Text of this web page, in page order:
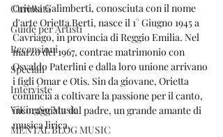
Curiosità
Guide per Artisti
Recensioni
Speciali
Interviste
ViKingSo Music
MENTAL BLOG MUSIC
Orietta Galimberti, conosciuta con il nome
d'arte Orietta Berti, nasce il 1° Giugno 1945 a
Cavriago, in provincia di Reggio Emilia. Nel
marzo del 1967, contrae matrimonio con
Osvaldo Paterlini e dalla loro unione arrivano
i figli Omar e Otis. Sin da giovane, Orietta
comincia a coltivare la passione per il canto,
incoraggiata dal padre, un grande amante di
musica lirica.